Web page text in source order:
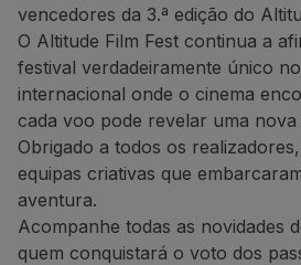
vencedores da 3.ª edição do
O Altitude Film Fest continua a
festival verdadeiramente único
internacional onde o cinema
cada voo pode revelar uma
Obrigado a todos os
equipas criativas que
aventura.
Acompanhe todas as novidades
quem conquistará o voto dos